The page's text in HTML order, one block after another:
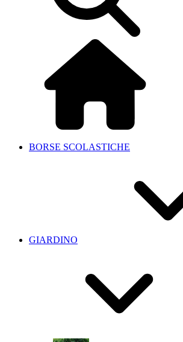
BORSE SCOLASTICHE
GIARDINO